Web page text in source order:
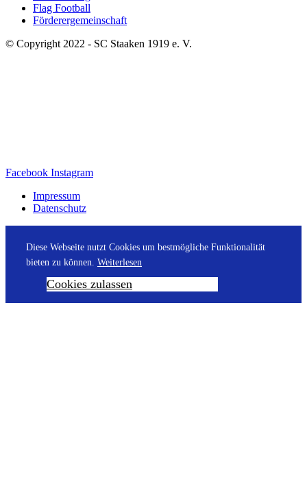
Flag Football
Förderergemeinschaft
© Copyright 2022 - SC Staaken 1919 e. V.
Facebook Instagram
Impressum
Datenschutz
Diese Webseite nutzt Cookies um bestmögliche Funktionalität
bieten zu können. Weiterlesen
Cookies zulassen